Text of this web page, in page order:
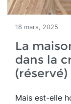
18 mars, 2025
La
dans la
(réservé)
Mais est-elle